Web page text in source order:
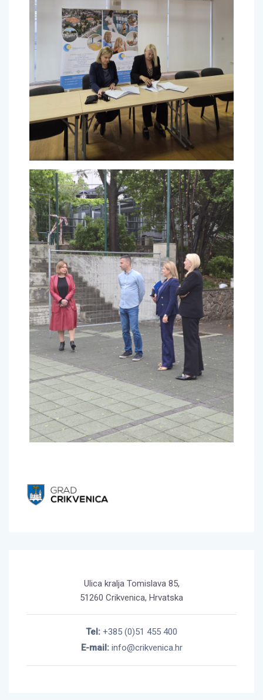
Ulica kralja Tomislava 85,
51260 Crikvenica, Hrvatska
Tel: +385 (0)51 455 400
E-mail:info@crikvenica.hr